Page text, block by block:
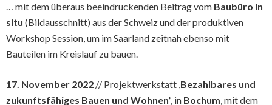
… mit dem überaus beeindruckenden Beitrag vom Baubüro in
situ (Bildausschnitt) aus der Schweiz und der produktiven
Workshop Session, um im Saarland zeitnah ebenso mit
Bauteilen im Kreislauf zu bauen.
17. November 2022 // Projektwerkstatt ,Bezahlbares und
zukunftsfähiges Bauen und Wohnen‘, in Bochum, mit dem